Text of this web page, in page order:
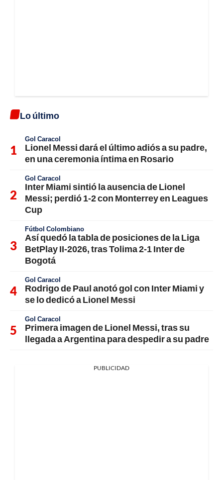
Lo último
Gol Caracol
Lionel Messi dará el último adiós a su padre,
en una ceremonia íntima en Rosario
Gol Caracol
Inter Miami sintió la ausencia de Lionel
Messi; perdió 1-2 con Monterrey en Leagues
Cup
Fútbol Colombiano
Así quedó la tabla de posiciones de la Liga
BetPlay II-2026, tras Tolima 2-1 Inter de
Bogotá
Gol Caracol
Rodrigo de Paul anotó gol con Inter Miami y
se lo dedicó a Lionel Messi
Gol Caracol
Primera imagen de Lionel Messi, tras su
llegada a Argentina para despedir a su padre
PUBLICIDAD